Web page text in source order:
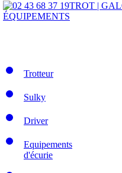
TROT |
ÉQUIPEMENTS
Trotteur
Sulky
Driver
Equipements
d'écurie